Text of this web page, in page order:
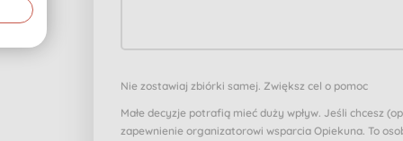
Nie zostawiaj zbiórki samej. Zwiększ cel o pomoc
Małe decyzje potrafią mieć duży wpływ. Jeśli chcesz
zapewnienie organizatorowi wsparcia Opiekuna. To